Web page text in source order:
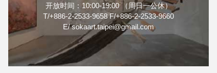
开放时间：10:00-19:00 （周日一公休）
T/+886-2-2533-9658 F/+886-2-2533-9660
E/ sokaart.taipei@gmail.com